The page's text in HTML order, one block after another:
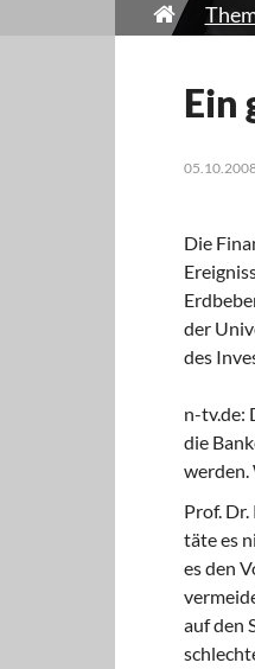
Ein
Die
der
des
n-tv.de:
die
werden.
Prof.
täte es
es den
auf den